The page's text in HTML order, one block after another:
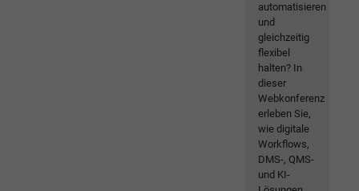
automatisieren
und
gleichzeitig
flexibel
halten? In
dieser
Webkonferenz
erleben Sie,
wie digitale
Workflows,
DMS-, QMS-
und KI-